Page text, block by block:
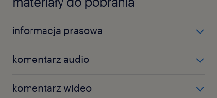
informacja prasowa
Word »
komentarz audio
komentarz wideo